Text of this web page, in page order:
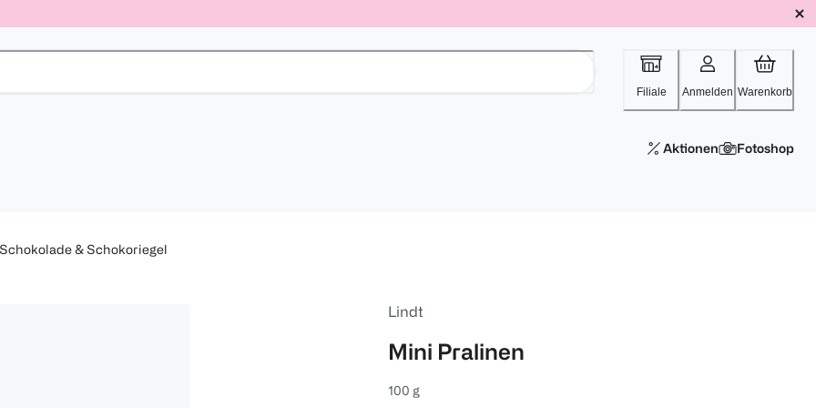
Filiale Anmelden Warenkorb
Aktionen Fotoshop
Schokolade & Schokoriegel
Lindt
Mini Pralinen
100 g